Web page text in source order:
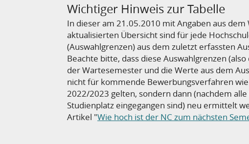
Wichtiger Hinweis zur Tabelle
In dieser am 21.05.2010 mit Angaben aus
aktualisierten Übersicht sind für jede
(Auswahlgrenzen) aus dem zuletzt erfassten
Beachte bitte, dass diese Auswahlgrenzen
der Wartesemester und die Werte aus dem
nichtfür kommende Bewerbungsverfahren
2022/2023 gelten, sondern dann (nachdem
Studienplatz eingegangen sind) neu ermittelt
Artikel "Wie hoch ist der NC zum nächsten